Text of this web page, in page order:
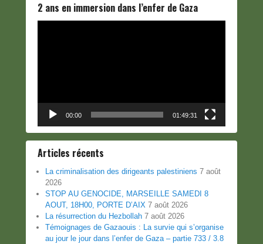
2 ans en immersion dans l’enfer de Gaza
00:00 01:49:31
Articles récents
La criminalisation des dirigeants palestiniens 7 août
2026
STOP AU GENOCIDE, MARSEILLE SAMEDI 8
AOUT, 18H00, PORTE D’AIX 7 août 2026
La résurrection du Hezbollah 7 août 2026
Témoignages de Gazaouis : La survie qui s’organise
au jour le jour dans l’enfer de Gaza – partie 733 / 3.8